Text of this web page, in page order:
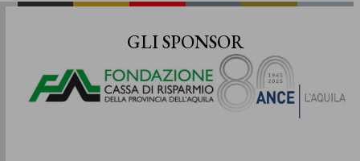
GLI SPONSOR